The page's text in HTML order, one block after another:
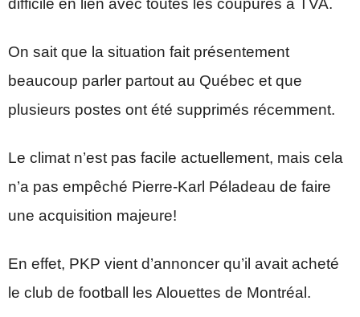
On sait que la situation fait présentement
beaucoup parler partout au Québec et que
plusieurs postes ont été supprimés récemment.
Le climat n’est pas facile actuellement, mais cela
n’a pas empêché Pierre-Karl Péladeau de faire
une acquisition majeure!
En effet, PKP vient d’annoncer qu’il avait acheté
le club de football les Alouettes de Montréal.